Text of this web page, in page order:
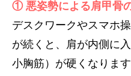
① 悪姿勢による肩甲骨
デスクワークやスマホ
が続くと、肩が内側に
小胸筋）が硬くなりま